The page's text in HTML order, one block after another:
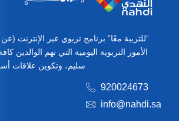
“للتربية معًا” برنامج تربوي عبر الإنترنت
الأمور التربوية اليومية التي تهم الوالدين
سليم، وتكوين علاقات
920024673
info@nahdi.sa